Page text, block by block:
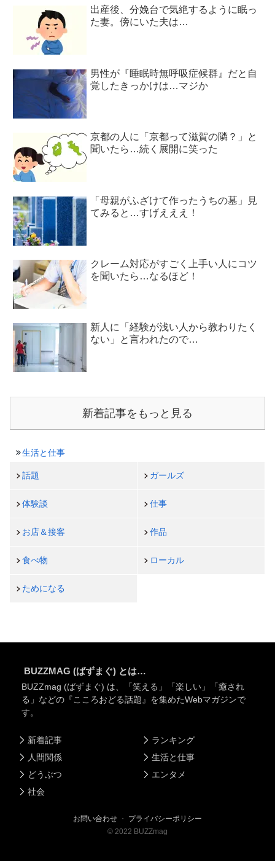
出産後、分娩台で気絶するように眠っ
た妻。傍にいた夫は…
男性が『睡眠時無呼吸症候群』だと自
覚したきっかけは…マジか
京都の人に「京都って滋賀の隣？」と
聞いたら…続く展開に笑った
「母親がふざけて作ったうちの墓」見
てみると…すげえええ！
クレーム対応がすごく上手い人にコツ
を聞いたら…なるほど！
新人に「経験が浅い人から教わりたく
ない」と言われたので…
新着記事をもっと見る
生活と仕事
話題 ガールズ
体験談 仕事
お店＆接客 作品
食べ物 ローカル
ためになる
BUZZMAG (ばずまぐ) とは…
BUZZmag (ばずまぐ) は、「笑える」「楽しい」「癒され
る」などの『こころおどる話題』を集めたWebマガジンで
す。
新着記事
人間関係
どうぶつ
社会
ランキング
生活と仕事
エンタメ
お問い合わせ ・ プライバシーポリシー
© 2022 BUZZmag